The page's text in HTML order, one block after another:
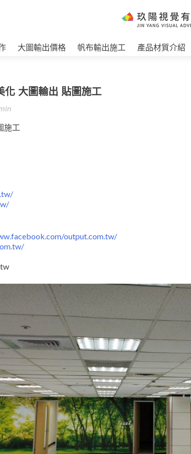
大圖輸出價格 帆布輸出施工 產品材質介紹
化 大圖輸出 貼圖施工
施工
output.com.tw/